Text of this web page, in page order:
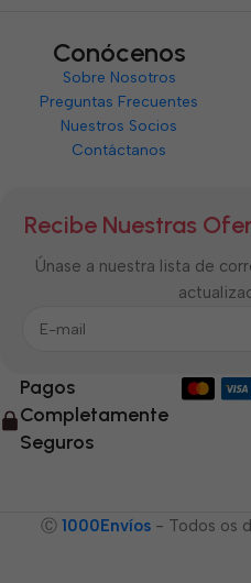
Conócenos
Sobre Nosotros
Preguntas Frecuentes
Nuestros Socios
Contáctanos
Recibe Nuestras
Únase a nuestra lista de
Pagos
Completamente
Seguros
Ⓒ 1000Envíos - Todos os